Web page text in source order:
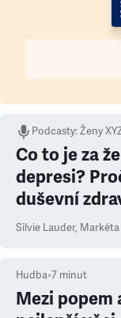
Podcasty:Ženy
Co to je za
depresi?
duševní
Silvie Lauder,
Hudba•7 minut
Mezi popem